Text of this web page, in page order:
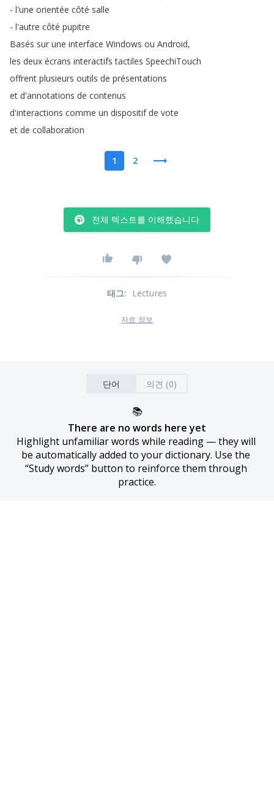
- l'une orientée côté salle
- l'autre côté pupitre
Basés sur une interface Windows ou Android,
les deux écrans interactifs tactiles SpeechiTouch
offrent plusieurs outils de présentations
et d'annotations de contenus
d'interactions comme un dispositif de vote
et de collaboration
1 2
전체 텍스트를 이해했습니다
태그: Lectures
자료 정보
단어 의견 (0)
📚
There are no words here yet
Highlight unfamiliar words while reading — they will
be automatically added to your dictionary. Use the
“Study words” button to reinforce them through
practice.